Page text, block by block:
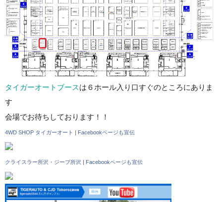
タイガーオートブースは６ホール入り口すぐのところにありま
す
会場でお待ちしております！！
4WD SHOP タイガーオート Facebookページも宣伝
クライスラー所沢・ジープ所沢 Facebookページも宣伝